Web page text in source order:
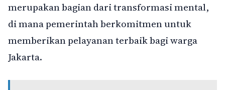
merupakan bagian dari transformasi mental,
di mana pemerintah berkomitmen untuk
memberikan pelayanan terbaik bagi warga
Jakarta.